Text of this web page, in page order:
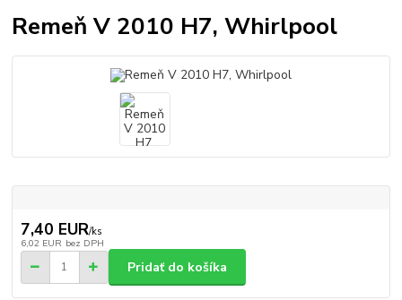
Remeň V 2010 H7, Whirlpool
7,40 EUR/ks
6,02 EUR bez DPH
Pridať do košíka